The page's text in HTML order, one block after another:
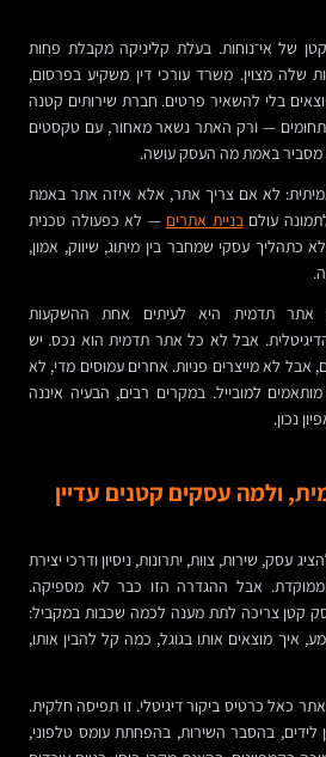
של אי־נוחות. בעלת קליניקה מקבלת פחות
שלה מצוין. משרד עורכי דין משקיע בפרסום,
בלי להשאיר פרטים. חברת שירותים קטנה
תחומים — ורק האתר נשאר מאחור, עם טקסטים
מסביר באמת מה העסק עושה.
לא אם צריך אתר, אלא איזה אתר באמת
עולםבניית אתרים — לא כפעולה טכנית
עסקי שמחבר בין מיתוג, שיווק, אמון,
אתר תדמית היא לעיתים אחת ההשקעות
אבל לא כל אתר תדמית הוא נכס. יש
אבל לא מייצרים פניות. אחרים עמוסים מדי, לא
למובייל. במקרים רבים, הבעיה איננה
נכון.
ולמה עסקים קטנים עדיין
עסק, שירות, צוות, יתרונות, ניסיון ודרכי יצירת
אבל ההגדרה הזו כבר לא מספיקה.
קטן צריכה לתת מענה לכמה שכבות במקביל:
איך מוצאים אותו בגוגל, כמה קל להבין אותו,
כאל כרטיס ביקור דיגיטלי. זו תפיסה חלקית.
לידים, בהסבר השירות, בהפחתת עומס טלפוני,